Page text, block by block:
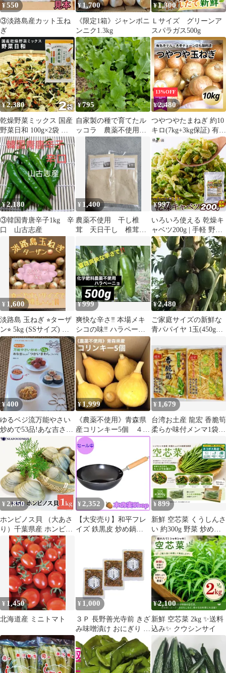
¥550
③淡路島産カット玉ね
ぎ
¥ 1,700
《限定1箱》ジャンボニ
ンニク1.3kg
¥1,300
Ｌサイズ グリーンア
スパラガス500g
¥2,380
乾燥野菜ミックス 国産
野菜日和 100g×2袋 無
添加 キャベツ ほうれん
草 人参 玉ねぎ 乾燥野
菜 まとめ買い 野菜
¥795
自家製の種で育てたル
ッコラ 農薬不使用
約200g
13%OFF
¥2,480
つやつやたまねぎ 約10
キロ(7kg+3kg保証) 有名
ホテル･大手チェーン店
も御用達! 玉ねぎ タマ
ネギ 玉ネギ 玉葱 サラ
ダ 野菜 青果 やさい 果
物 市場 産地リレー 農
家 カレー 食品 料理 グ
ルメ ギフト 贈答 お中
元
¥2,180
③韓国青唐辛子1kg 辛
口 山古志産
¥ 1,400
農薬不使用 干し椎
茸 天日干し 椎茸粉
グラム2点セット
¥997
いろいろ使える 乾燥キ
ャベツ200g | 手軽 野菜
キャベツ 長期保存 チャ
ック付き 簡単 便利 レ
ンジ調理 いつもプラス
野菜不足 非常食 乾燥野
菜 備蓄食 スープ 時短
調理 簡単便利 即席 長
期保存 大容量 お徳用
使いやすい かさ増し 保
存食
¥ 1,600
淡路島 玉ねぎ ⭐︎ターザ
ン⭐︎ 5kg (SSサイズ) 農
家直送
¥999
爽快な辛さ‼️ 本場メキ
シコの味‼️ ハラペーニ
ョ 500g いつもより小
ぶり
¥2,480
ご家庭サイズの新鮮な
青パパイヤ 1玉(450g前
¥400
ゆるベジ流万能やさい
炒めで53品!あな吉さん
の「つかいまわし」レ
シピ : 肉・…
¥1,999
《農薬不使用》青森県
産コリンキー5個 ４kg
以上
¥ 1,679
台湾お土産 龍宏 香脆筍
柔らか味付メンマ1袋
細切1袋
¥2,850
ホンビノス貝 （大あさ
り）千葉県産 ホンビノ
スガイ 9～12個入り 1kg
バラ凍結・ホンビノス
貝・
¥ 2,352
【大安売り】和平フレ
イズ 鉄黒皮 炒め鍋
対応 野菜炒め 中華料理
厳選素材 GR-9749
¥899
新鮮 空芯菜 くうしんさ
い 約300g 野菜 炒め物
エンツァイ 青菜 朝採
¥ 1,450
北海道産 ミニトマト
¥ 1,000
３Ｐ 長野善光寺前 きざ
み味噌漬け おにぎり お
茶漬け 郷土料理 刻み野
菜漬物
¥2,100
新鮮 空芯菜 2kg ✨送料
込み✨ クウシンサイ